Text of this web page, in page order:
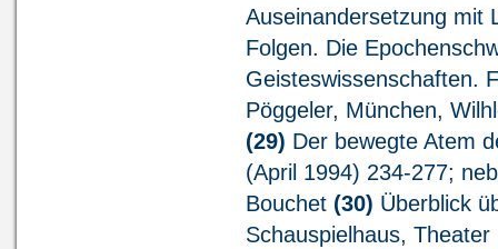
Auseinandersetzung mit
Folgen. Die
Geisteswissenschaften.
Pöggeler, München,
(29) Der bewegte Atem
(April 1994) 234-277;
Bouchet (30) Überblick
Schauspielhaus,